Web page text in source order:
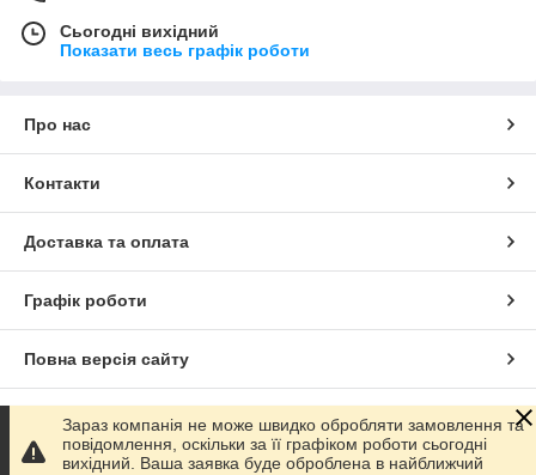
Сьогодні вихідний
Показати весь графік роботи
Про нас
Контакти
Доставка та оплата
Графік роботи
Повна версія сайту
Сайт створено на маркетплейсі Prom.ua
Зараз компанія не може швидко обробляти замовлення та
повідомлення, оскільки за її графіком роботи сьогодні
вихідний. Ваша заявка буде оброблена в найближчий